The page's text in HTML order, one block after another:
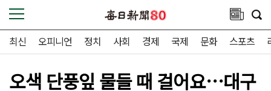
최신 오피니언 정치 사회 경제 국제 문화 스포츠
오색 단풍잎 물들 때 걸어요…대구